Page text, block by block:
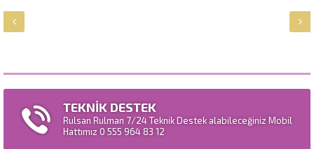
TEKNİK DESTEK
Rulsan Rulman 7/24 Teknik Destek alabileceğiniz Mobil
Hattımız 0 555 964 83 12